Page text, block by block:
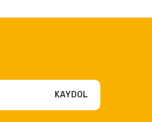
KAYDOL